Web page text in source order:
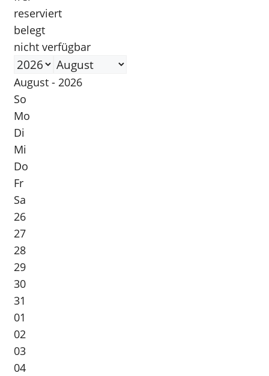
reserviert
belegt
nicht verfügbar
August - 2026
So
Mo
Di
Mi
Do
Fr
Sa
26
27
28
29
30
31
01
02
03
04